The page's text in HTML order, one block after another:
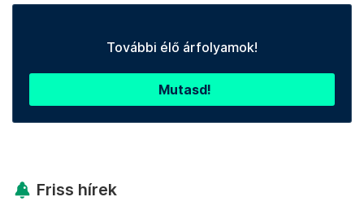
További élő árfolyamok!
Mutasd!
Friss hírek